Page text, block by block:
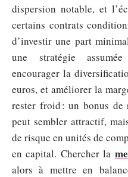
dispersion notable, et
certains contrats
d’investir une part
une stratégie
encourager la
euros, et améliorer la
rester froid : un bonus de
peut sembler attractif,
de risque en unités de
en capital. Chercher la
alors à mettre en